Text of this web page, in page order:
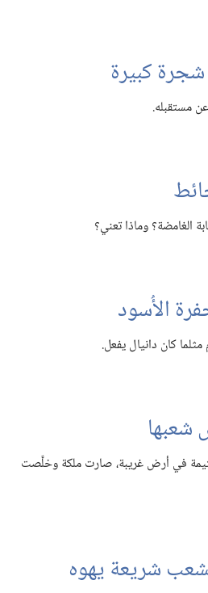
كبيرة
مستقبله.‏
الغامضة؟‏ وماذا تعني؟‏
الأُسود
كان دانيال يفعل.‏
شعبها
في أرض غريبة،‏ صارت ملكة وخلَّصت
شريعة يهوه